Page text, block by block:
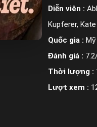
Diễn viên :
Kupferer,
Quốc gia : Mỹ
Đánh giá :
Thời lượng :
Lượt xem :